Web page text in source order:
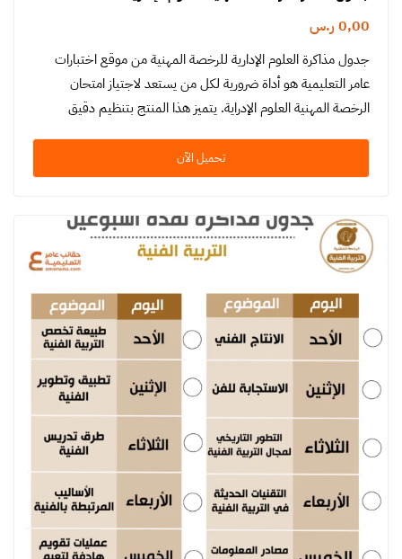
0,00 ر.س
جدول مذاكرة العلوم الإدارية للرخصة المهنية من موقع اختبارات
عامر التعليمية هو أداة ضرورية لكل من يستعد لاجتياز امتحان
الرخصة المهنية العلوم الإدراية. يتميز هذا المنتج بتنظيم دقيق
تحميل الآن